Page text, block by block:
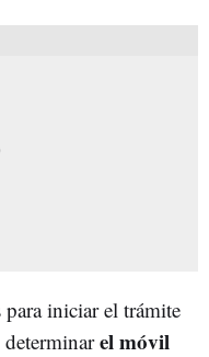
iniciar el trámite
el móvil